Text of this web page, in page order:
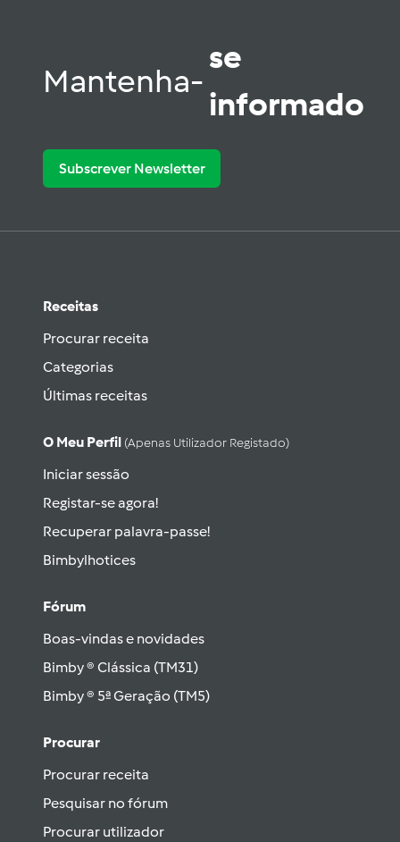
Mantenha-
se
informado
Subscrever Newsletter
Receitas
Procurar receita
Categorias
Últimas receitas
O Meu Perfil (apenas Utilizador Registado)
Iniciar sessão
Registar-se agora!
Recuperar palavra-passe!
Bimbylhotices
Fórum
Boas-vindas e novidades
Bimby ® Clássica (TM31)
Bimby ® 5ª Geração (TM5)
Procurar
Procurar receita
Pesquisar no fórum
Procurar utilizador